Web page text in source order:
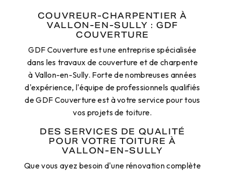
COUVREUR-CHARPENTIER À
VALLON-EN-SULLY : GDF
COUVERTURE
GDF Couverture est une entreprise spécialisée
dans les travaux de couverture et de charpente
à Vallon-en-Sully. Forte de nombreuses années
d'expérience, l'équipe de professionnels qualifiés
de GDF Couverture est à votre service pour tous
vos projets de toiture.
DES SERVICES DE QUALITÉ
POUR VOTRE TOITURE À
VALLON-EN-SULLY
Que vous ayez besoin d'une rénovation complète